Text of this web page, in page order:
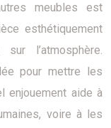
meubles est
esthétiquement
l’atmosphère.
pour mettre les
enjouement aide à
voire à les